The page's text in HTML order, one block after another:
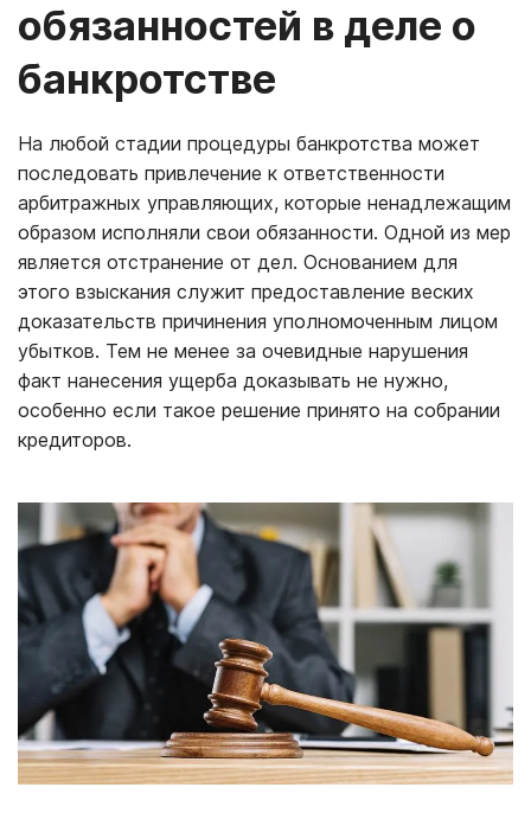
обязанностей в деле о
банкротстве
На любой стадии процедуры банкротства может
последовать привлечение к ответственности
арбитражных управляющих, которые ненадлежащим
образом исполняли свои обязанности. Одной из мер
является отстранение от дел. Основанием для
этого взыскания служит предоставление веских
доказательств причинения уполномоченным лицом
убытков. Тем не менее за очевидные нарушения
факт нанесения ущерба доказывать не нужно,
особенно если такое решение принято на собрании
кредиторов.